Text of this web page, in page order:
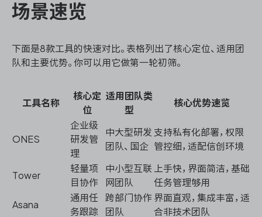
场景速览
下面是8款工具的快速对比。表格列出了核心定位、适用团
队和主要优势。你可以用它做第一轮初筛。
工具名称
核心定
位
适用团队类
型
核心优势速览
ONES
企业级
研发管
理
中大型研发
团队、国企
支持私有化部署，权限
管控细，适配信创环境
Tower
轻量项
目协作
中小型互联
网团队
上手快，界面简洁，基础
任务管理够用
Asana
通用任
务跟踪
跨部门协作
团队
界面直观，集成丰富，适
合非技术团队